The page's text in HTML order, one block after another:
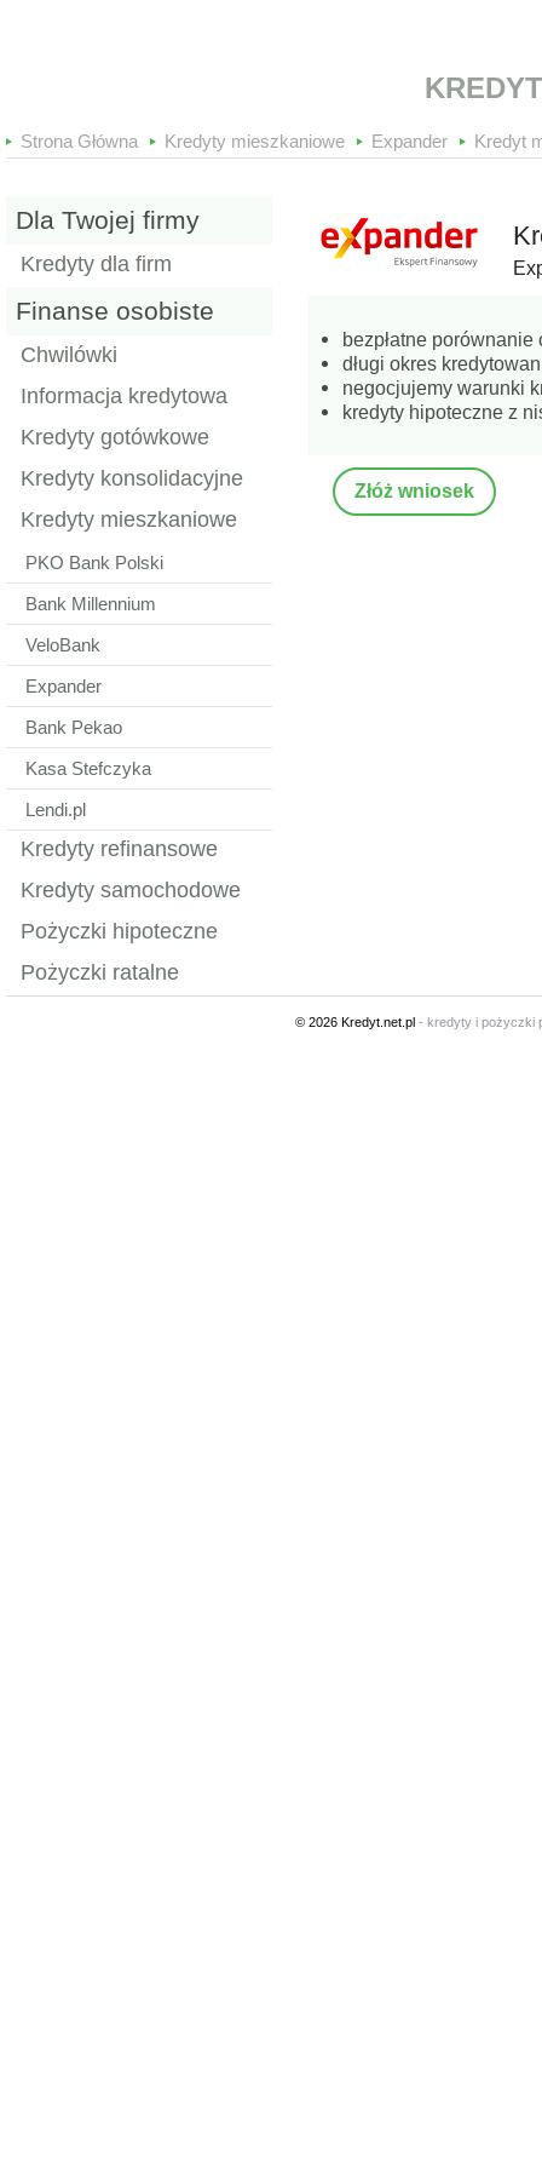
Strona Główna Kredyty mieszkaniowe Expander Kredyt
Dla Twojej firmy
Kredyty dla firm
Finanse osobiste
Chwilówki
Informacja kredytowa
Kredyty gotówkowe
Kredyty konsolidacyjne
Kredyty mieszkaniowe
PKO Bank Polski
Bank Millennium
VeloBank
Expander
Bank Pekao
Kasa Stefczyka
Lendi.pl
Kredyty refinansowe
Kredyty samochodowe
Pożyczki hipoteczne
Pożyczki ratalne
bezpłatne
długi okres
negocjujemy warunki
kredyty hipoteczne z
Złóż wniosek
© 2026 Kredyt.net.pl - kredyty i pożyczki